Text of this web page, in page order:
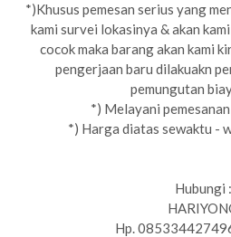
*)Khusus pemesan serius yang
kami survei lokasinya & akan
cocok maka barang akan kami
pengerjaan baru dilakuakn
pemungutan
*) Melayani
*) Harga diatas sewaktu -
Hubungi :
Hp.